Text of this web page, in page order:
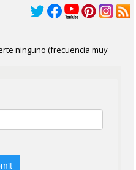
ninguno (frecuencia muy